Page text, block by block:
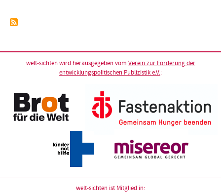
welt-sichten wird herausgegeben vom Verein zur Förderung der
entwicklungspolitischen Publizistik e.V.:
welt-sichten ist Mitglied in: